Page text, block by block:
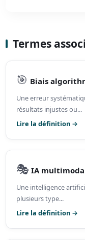
Termes
🎯 Biais
Une erreur
résultats injustes ou...
Lire la définition →
🎭 IA
Une intelligence
plusieurs type...
Lire la définition →